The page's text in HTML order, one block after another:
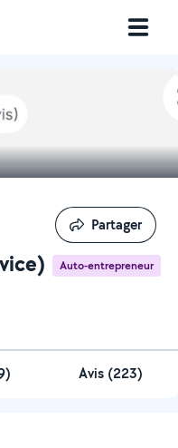
Auto-entrepreneur
Partager
Partager
) Avis (223)